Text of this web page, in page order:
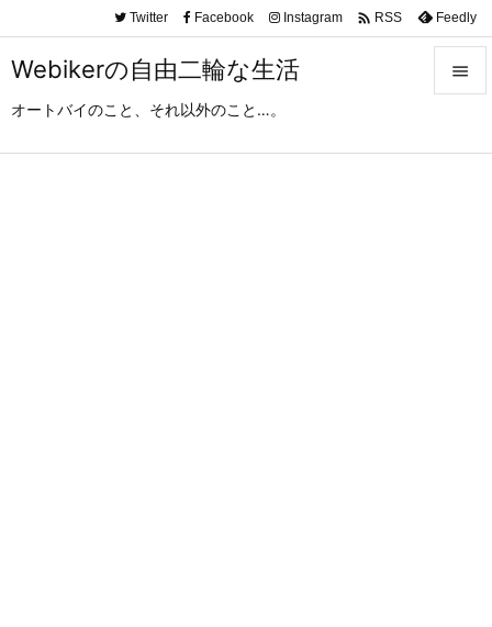
Webikerの自由二輪な生活
オートバイのこと、それ以外のこと…。

Twitter Facebook Instagram  RSS Feedly